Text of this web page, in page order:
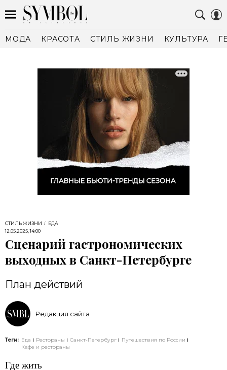
МОДА КРАСОТА СТИЛЬ ЖИЗНИ КУЛЬТУРА
СТИЛЬ ЖИЗНИ
ЕДА
12.05.2025, 14:00
Сценарий гастрономических
выходных в Санкт-Петербурге
План действий
Редакция сайта
Теги: Еда Рестораны Санкт-Петербург
Путешествия по России
Кафе и рестораны
Где жить